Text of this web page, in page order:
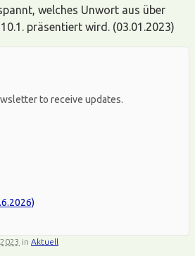
welches Unwort aus über
präsentiert wird. (03.01.2023)
to receive updates.
in Aktuell